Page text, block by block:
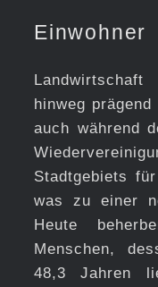
Einwohner
hinweg
auch während
Stadtgebiets
was zu einer
Heute
Menschen,
48,3 Jahren